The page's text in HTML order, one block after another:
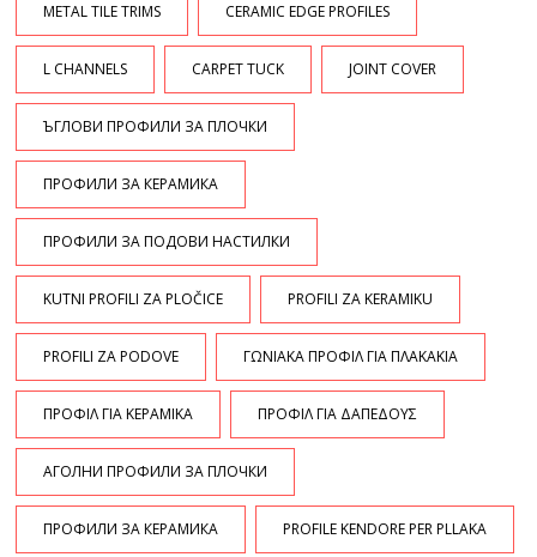
METAL TILE TRIMS CERAMIC EDGE PROFILES
L CHANNELS CARPET TUCK JOINT COVER
ЪГЛОВИ ПРОФИЛИ ЗА ПЛОЧКИ
ПРОФИЛИ ЗА КЕРАМИКА
ПРОФИЛИ ЗА ПОДОВИ НАСТИЛКИ
KUTNI PROFILI ZA PLOČICE PROFILI ZA KERAMIKU
PROFILI ZA PODOVE ΓΩΝΙΑΚΑ ΠΡΟΦΙΛ ΓΙΑ ΠΛΑΚΑΚΙΑ
ΠΡΟΦΙΛ ΓΙΑ ΚΕΡΑΜΙΚΑ ΠΡΟΦΙΛ ΓΙΑ ΔΑΠΕΔΟΥΣ
АГОЛНИ ПРОФИЛИ ЗА ПЛОЧКИ
ПРОФИЛИ ЗА КЕРАМИКА PROFILE KENDORE PER PLLAKA